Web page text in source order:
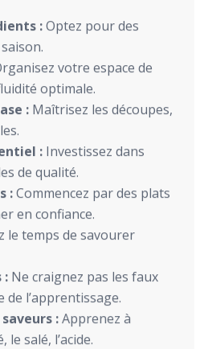
:Optez pour des
votre espace de
optimale.
: Maîtrisez les découpes,
: Investissez dans
de qualité.
:Commencez par des plats
en confiance.
le temps de savourer
: Ne craignez pas les faux
l’apprentissage.
:Apprenez à
salé, l’acide.